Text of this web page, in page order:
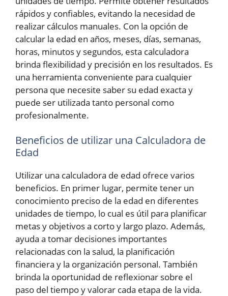
rápidos y confiables, evitando la necesidad de
realizar cálculos manuales. Con la opción de
calcular la edad en años, meses, días, semanas,
horas, minutos y segundos, esta calculadora
brinda flexibilidad y precisión en los resultados. Es
una herramienta conveniente para cualquier
persona que necesite saber su edad exacta y
puede ser utilizada tanto personal como
profesionalmente.
Beneficios de utilizar una Calculadora de
Edad
Utilizar una calculadora de edad ofrece varios
beneficios. En primer lugar, permite tener un
conocimiento preciso de la edad en diferentes
unidades de tiempo, lo cual es útil para planificar
metas y objetivos a corto y largo plazo. Además,
ayuda a tomar decisiones importantes
relacionadas con la salud, la planificación
financiera y la organización personal. También
brinda la oportunidad de reflexionar sobre el
paso del tiempo y valorar cada etapa de la vida.